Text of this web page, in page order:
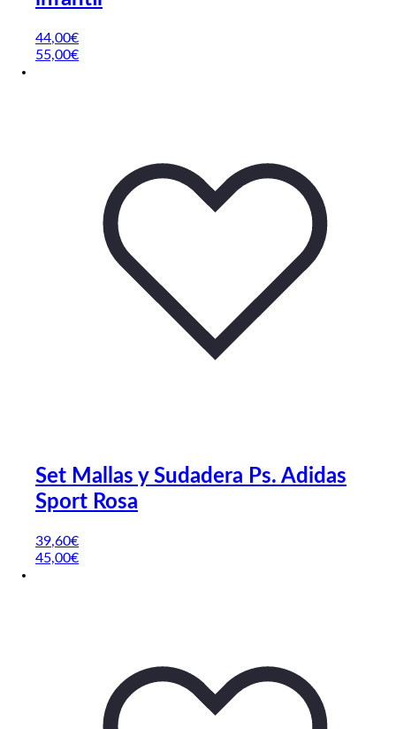
44,00€
55,00€
Set Mallas y Sudadera Ps. Adidas
Sport Rosa
39,60€
45,00€